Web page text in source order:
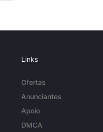
Links
Ofertas
Anunciantes
Apoio
DMCA